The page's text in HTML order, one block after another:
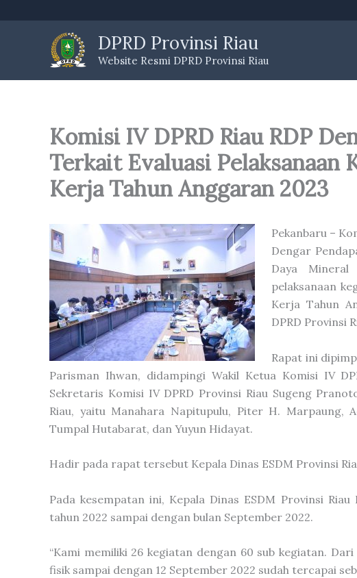
DPRD Provinsi Riau
Website Resmi DPRD Provinsi Riau
Komisi IV DPRD Riau RDP
Terkait Evaluasi Pelaksanaan
Kerja Tahun Anggaran 2023
Pekanbaru –
Dengar
Daya Mineral
pelaksanaan
Kerja Tahun
DPRD Provinsi
Rapat ini
Parisman Ihwan, didampingi Wakil Ketua Komisi IV
Sekretaris Komisi IV DPRD Provinsi Riau Sugeng
Riau, yaitu Manahara Napitupulu, Piter H. Marpaung,
Tumpal Hutabarat, dan Yuyun Hidayat.
Hadir pada rapat tersebut Kepala Dinas ESDM Provinsi
Pada kesempatan ini, Kepala Dinas ESDM Provinsi
tahun 2022 sampai dengan bulan September 2022.
“Kami memiliki 26 kegiatan dengan 60 sub kegiatan.
fisik sampai dengan 12 September 2022 sudah tercapai